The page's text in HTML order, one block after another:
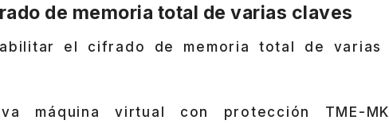
de memoria total de varias claves
el cifrado de memoria total de varias
máquina virtual con protección TME-MK